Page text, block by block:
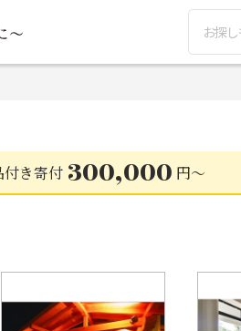
検索
300,000